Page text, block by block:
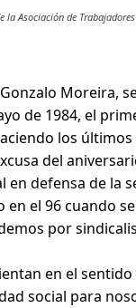
Asociación de
Moreira,
de 1984, el
los
del
en defensa de la
el 96 cuando
por
en el
social para